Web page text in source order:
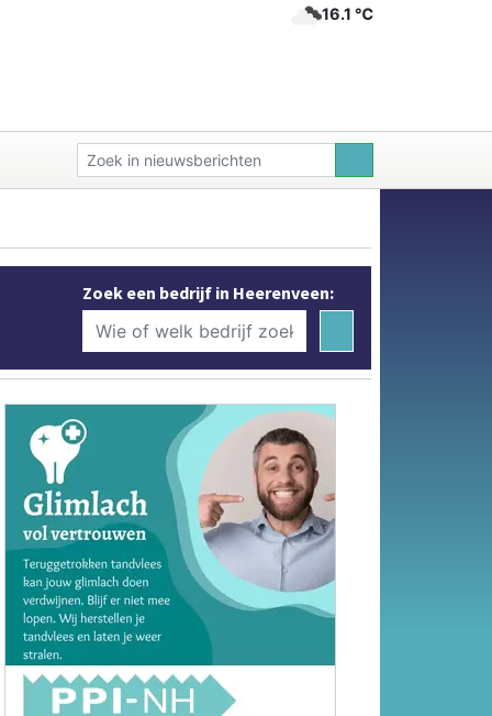
16.1 ℃
Zoek een bedrijf in Heerenveen: